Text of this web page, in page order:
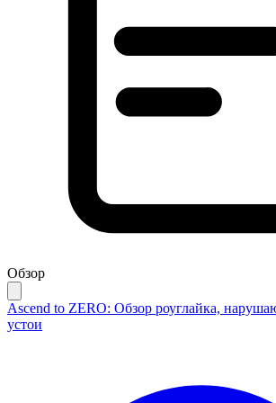
Обзор
Ascend to ZERO: Обзор роуглайка,
устои